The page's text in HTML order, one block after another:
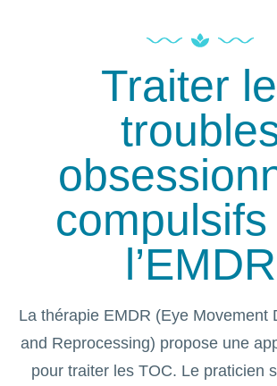
Traiter
l’EMDR
La thérapie EMDR (Eye Movement
and Reprocessing) propose une
pour traiter les TOC. Le praticien